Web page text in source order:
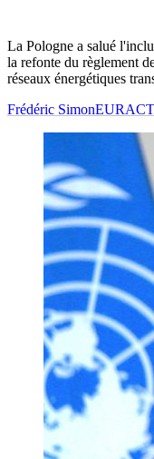
La Pologne a salué
la refonte du règlement
réseaux énergétiques
Frédéric Simon